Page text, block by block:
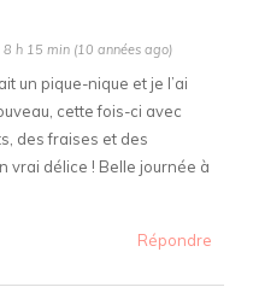
h 15 min (10 années ago)
un pique-nique et je l’ai
cette fois-ci avec
des fraises et des
vrai délice ! Belle journée à
Répondre